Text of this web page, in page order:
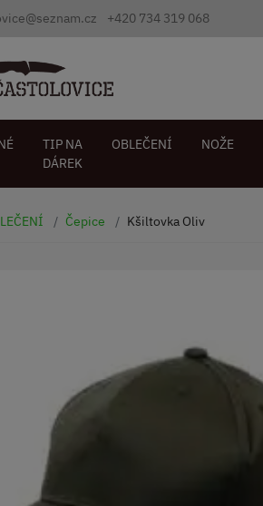
+420 734 319 068
TIP NA
DÁREK
OBLEČENÍ NOŽE
Čepice Kšiltovka Oliv